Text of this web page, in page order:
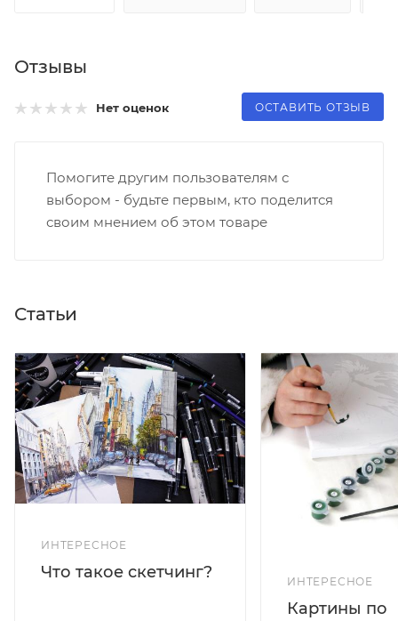
Отзывы
Нет оценок ОСТАВИТЬ ОТЗЫВ
Помогите другим пользователям с
выбором - будьте первым, кто поделится
своим мнением об этом товаре
Статьи
ИНТЕРЕСНОЕ
Что такое скетчинг?
ИНТЕРЕСНОЕ
Картины по